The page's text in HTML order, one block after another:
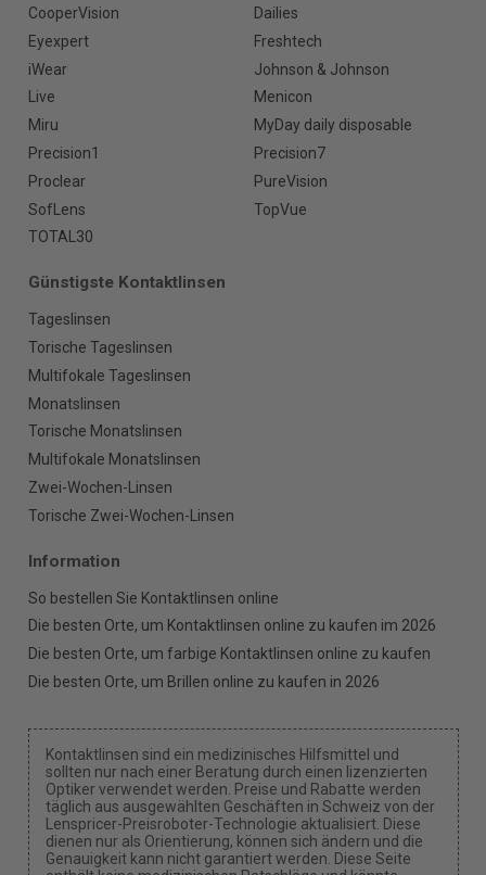
CooperVision
Dailies
Eyexpert
Freshtech
iWear
Johnson & Johnson
Live
Menicon
Miru
MyDay daily disposable
Precision1
Precision7
Proclear
PureVision
SofLens
TopVue
TOTAL30
Günstigste Kontaktlinsen
Tageslinsen
Torische Tageslinsen
Multifokale Tageslinsen
Monatslinsen
Torische Monatslinsen
Multifokale Monatslinsen
Zwei-Wochen-Linsen
Torische Zwei-Wochen-Linsen
Information
So bestellen Sie Kontaktlinsen online
Die besten Orte, um Kontaktlinsen online zu kaufen im 2026
Die besten Orte, um farbige Kontaktlinsen online zu kaufen
Die besten Orte, um Brillen online zu kaufen in 2026
Kontaktlinsen sind ein medizinisches Hilfsmittel und
sollten nur nach einer Beratung durch einen lizenzierten
Optiker verwendet werden. Preise und Rabatte werden
täglich aus ausgewählten Geschäften in Schweiz von der
Lenspricer-Preisroboter-Technologie aktualisiert. Diese
dienen nur als Orientierung, können sich ändern und die
Genauigkeit kann nicht garantiert werden. Diese Seite